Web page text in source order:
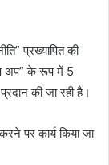
प्रख्यापित की
अप” के रूप में 5
की जा रही है।
पर कार्य किया जा